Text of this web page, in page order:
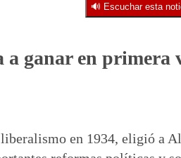
🔊 Escuchar esta
a ganar en primera
en 1934, eligió a